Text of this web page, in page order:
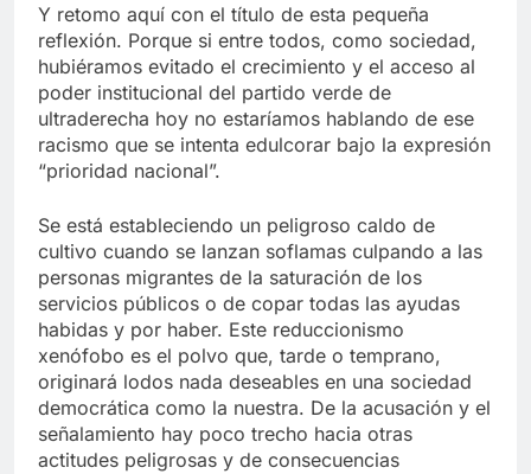
Y retomo aquí con el título de esta pequeña
reflexión. Porque si entre todos, como sociedad,
hubiéramos evitado el crecimiento y el acceso al
poder institucional del partido verde de
ultraderecha hoy no estaríamos hablando de ese
racismo que se intenta edulcorar bajo la expresión
“prioridad nacional”.
Se está estableciendo un peligroso caldo de
cultivo cuando se lanzan soflamas culpando a las
personas migrantes de la saturación de los
servicios públicos o de copar todas las ayudas
habidas y por haber. Este reduccionismo
xenófobo es el polvo que, tarde o temprano,
originará lodos nada deseables en una sociedad
democrática como la nuestra. De la acusación y el
señalamiento hay poco trecho hacia otras
actitudes peligrosas y de consecuencias